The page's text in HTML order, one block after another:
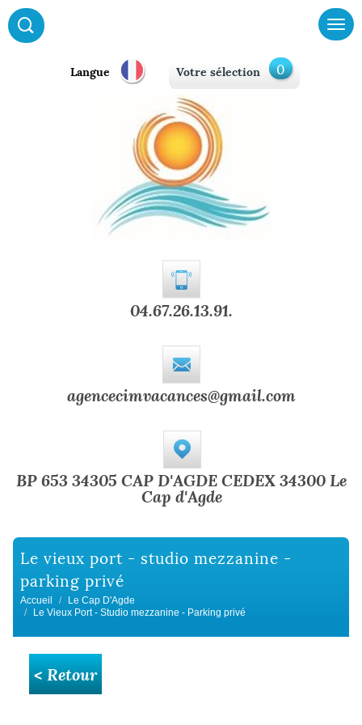
Langue Votre sélection 0
04.67.26.13.91.
agencecimvacances@gmail.com
BP 653 34305 CAP D'AGDE CEDEX 34300 Le
Cap d'Agde
le vieux port - studio mezzanine -
parking privé
Accueil
Le Cap D'Agde
Le Vieux Port - Studio mezzanine - Parking privé
< Retour